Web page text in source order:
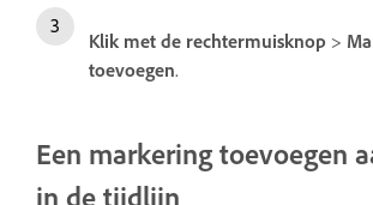
Klik met de rechtermuisknop >
toevoegen.
Een markering toevoegen
in de tijdlijn